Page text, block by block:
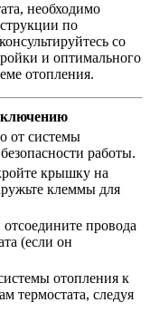
необходимо
по
со
и оптимального
отопления.
от системы
работы.
крышку на
клеммы для
провода
(если он
отопления к
термостата, следуя